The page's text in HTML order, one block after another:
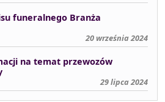
funeralnego Branża
20 września 2024
na temat przewozów
29 lipca 2024